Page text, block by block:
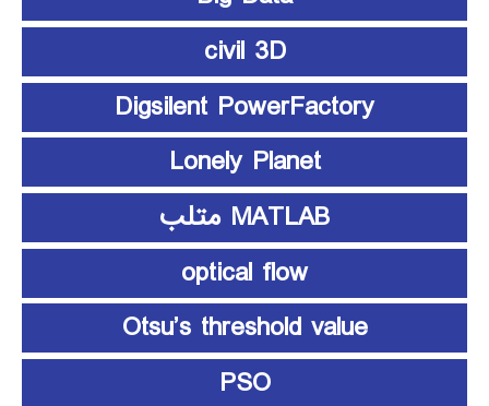
civil 3D
Digsilent PowerFactory
Lonely Planet
MATLAB متلب
optical flow
Otsu’s threshold value
PSO